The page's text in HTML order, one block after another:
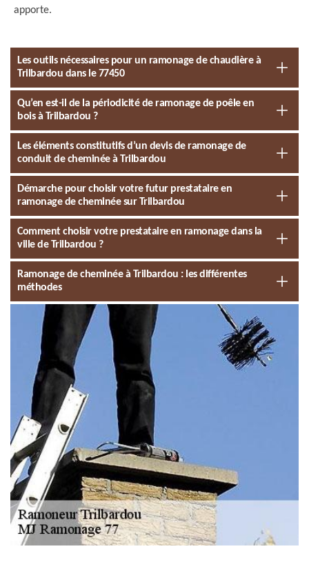
apporte.
Les outils nécessaires pour un ramonage de chaudière à
Trilbardou dans le 77450
Qu’en est-il de la périodicité de ramonage de poêle en
bois à Trilbardou ?
Les éléments constitutifs d’un devis de ramonage de
conduit de cheminée à Trilbardou
Démarche pour choisir votre futur prestataire en
ramonage de cheminée sur Trilbardou
Comment choisir votre prestataire en ramonage dans la
ville de Trilbardou ?
Ramonage de cheminée à Trilbardou : les différentes
méthodes